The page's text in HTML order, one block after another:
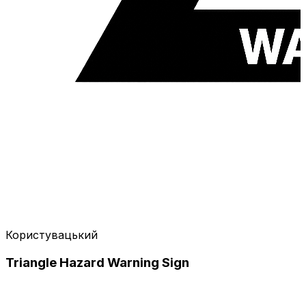
Користувацький
Triangle Hazard Warning Sign